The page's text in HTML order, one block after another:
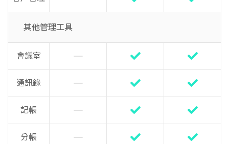
其他管理工具
會議室
通訊錄
記帳
分帳